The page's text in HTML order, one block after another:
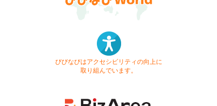
びびなびはアクセシビリティの向上に
取り組んでいます。